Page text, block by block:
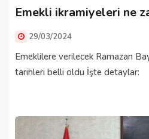
Emekli ikramiyeleri ne
29/03/2024
Emeklilere verilecek Ramazan
tarihleri belli oldu İşte detaylar: